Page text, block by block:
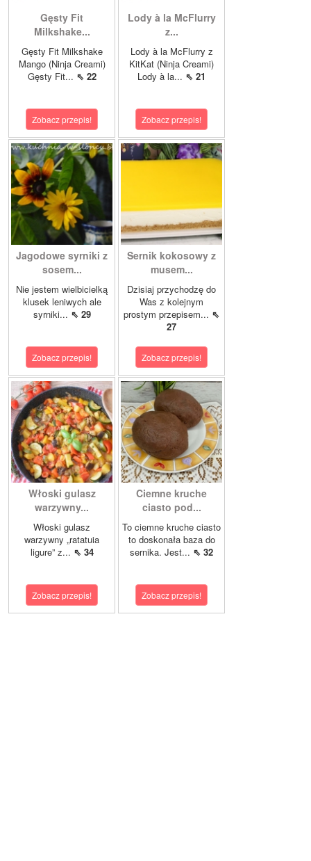
Gęsty Fit
Milkshake...
Gęsty Fit Milkshake
Mango (Ninja Creami)
Gęsty Fit... ⇖ 22
Zobacz przepis!
Lody à la McFlurry
z...
Lody à la McFlurry z
KitKat (Ninja Creami)
Lody à la... ⇖ 21
Zobacz przepis!
Jagodowe syrniki z
sosem...
Nie jestem wielbicielką
klusek leniwych ale
syrniki... ⇖ 29
Zobacz przepis!
Sernik kokosowy z
musem...
Dzisiaj przychodzę do
Was z kolejnym
prostym przepisem... ⇖
27
Zobacz przepis!
Włoski gulasz
warzywny...
Włoski gulasz
warzywny „ratatuia
ligure” z... ⇖ 34
Zobacz przepis!
Ciemne kruche
ciasto pod...
To ciemne kruche ciasto
to doskonała baza do
sernika. Jest... ⇖ 32
Zobacz przepis!